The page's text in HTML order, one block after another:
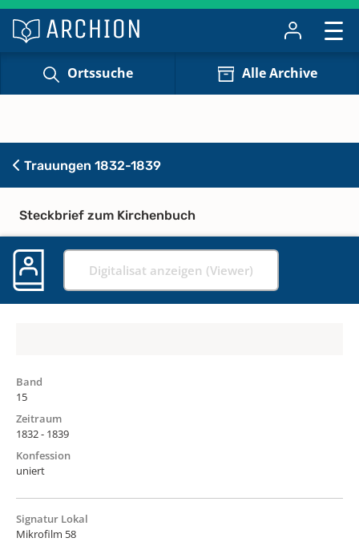
Ortssuche Alle Archive
Trauungen 1832-1839
Steckbrief zum Kirchenbuch
Digitalisat anzeigen (Viewer)
Band
15
Zeitraum
1832 - 1839
Konfession
uniert
Signatur Lokal
Mikrofilm 58